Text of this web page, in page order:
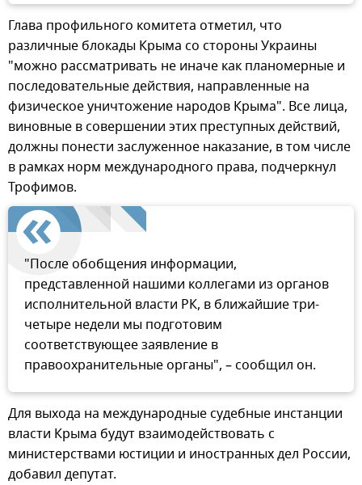
Глава профильного комитета отметил, что
различные блокады Крыма со стороны Украины
"можно рассматривать не иначе как планомерные и
последовательные действия, направленные на
физическое уничтожение народов Крыма". Все лица,
виновные в совершении этих преступных действий,
должны понести заслуженное наказание, в том числе
в рамках норм международного права, подчеркнул
Трофимов.
"После обобщения информации,
представленной нашими коллегами из органов
исполнительной власти РК, в ближайшие три-
четыре недели мы подготовим
соответствующее заявление в
правоохранительные органы", – сообщил он.
Для выхода на международные судебные инстанции
власти Крыма будут взаимодействовать с
министерствами юстиции и иностранных дел России,
добавил депутат.